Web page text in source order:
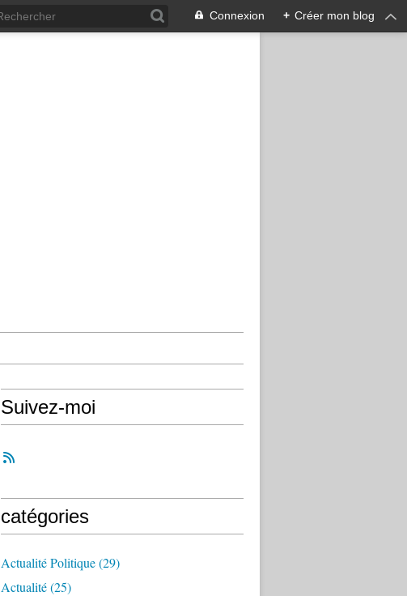
Connexion + Créer mon blog
Suivez-moi
catégories
Actualité Politique(29)
Actualité(25)